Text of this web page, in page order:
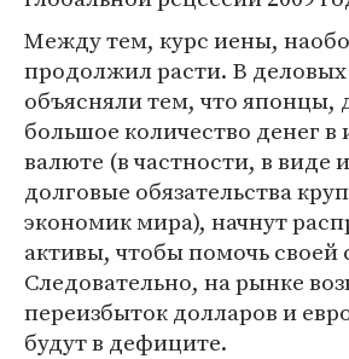
Между тем, курс иены,
продолжил расти. В
объясняли тем, что
большое количество денег
валюте (в частности, в виде
долговые обязательства
экономик мира), начнут
активы, чтобы помочь своей
Следовательно, на рынке
переизбыток долларов и
будут в дефиците.